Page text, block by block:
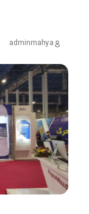
adminmahya